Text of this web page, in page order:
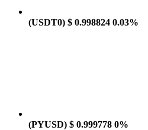
(USDT0) $ 0.998824 0.03%
(PYUSD) $ 0.999778 0%